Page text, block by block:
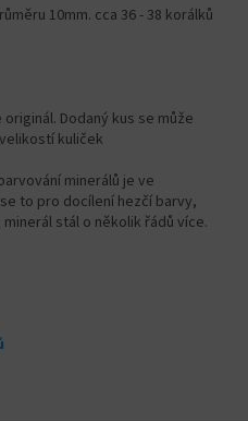
10mm. cca 36 - 38 korálků
Dodaný kus se může
kuliček
minerálů je ve
to pro docílení hezčí barvy,
stál o několik řádů více.